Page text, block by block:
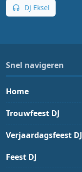
DJ Eksel
Snel navigeren
Home
Trouwfeest DJ
Verjaardagsfeest DJ
Feest DJ